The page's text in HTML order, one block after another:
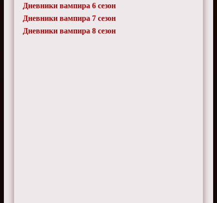
Дневники вампира 6 сезон
Дневники вампира 7 сезон
Дневники вампира 8 сезон